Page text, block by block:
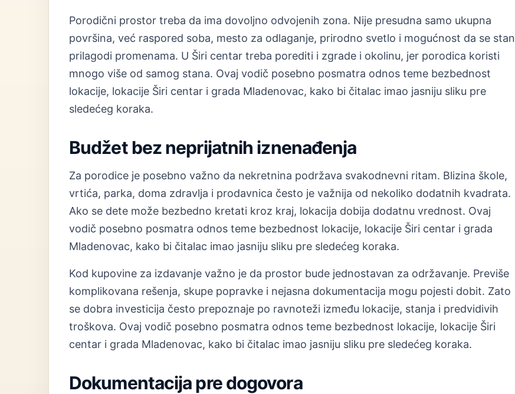
Porodični prostor treba da ima dovoljno odvojenih zona. Nije presudna samo ukupna
površina, već raspored soba, mesto za odlaganje, prirodno svetlo i mogućnost da se stan
prilagodi promenama. U Širi centar treba porediti i zgrade i okolinu, jer porodica koristi
mnogo više od samog stana. Ovaj vodič posebno posmatra odnos teme bezbednost
lokacije, lokacije Širi centar i grada Mladenovac, kako bi čitalac imao jasniju sliku pre
sledećeg koraka.
Budžet bez neprijatnih iznenađenja
Za porodice je posebno važno da nekretnina podržava svakodnevni ritam. Blizina škole,
vrtića, parka, doma zdravlja i prodavnica često je važnija od nekoliko dodatnih kvadrata.
Ako se dete može bezbedno kretati kroz kraj, lokacija dobija dodatnu vrednost. Ovaj
vodič posebno posmatra odnos teme bezbednost lokacije, lokacije Širi centar i grada
Mladenovac, kako bi čitalac imao jasniju sliku pre sledećeg koraka.
Kod kupovine za izdavanje važno je da prostor bude jednostavan za održavanje. Previše
komplikovana rešenja, skupe popravke i nejasna dokumentacija mogu pojesti dobit. Zato
se dobra investicija često prepoznaje po ravnoteži između lokacije, stanja i predvidivih
troškova. Ovaj vodič posebno posmatra odnos teme bezbednost lokacije, lokacije Širi
centar i grada Mladenovac, kako bi čitalac imao jasniju sliku pre sledećeg koraka.
Dokumentacija pre dogovora